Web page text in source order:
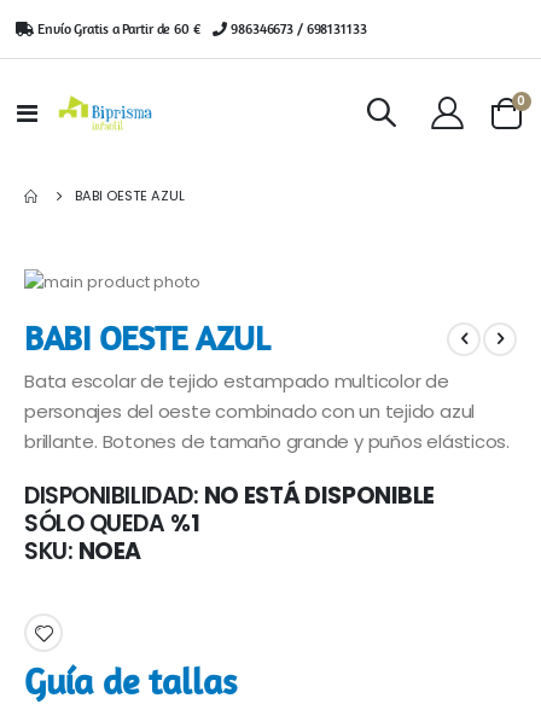
Envío Gratis a Partir de 60 € | 986346673 / 698131133
Toggle
Cart
0
BABI OESTE AZUL
Saltar
final
de
la
galería
de
al
comienzo
de
la
galería
imágenes
BABI OESTE AZUL
Bata escolar de tejido estampado multicolor de
personajes del oeste combinado con un tejido azul
brillante. Botones de tamaño grande y puños elásticos.
DISPONIBILIDAD: NO ESTÁ DISPONIBLE
SÓLO QUEDA %1
SKU NOEA
Guía de tallas